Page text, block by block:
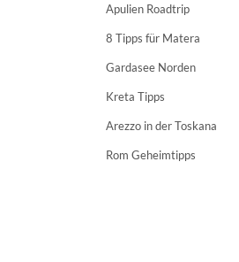
Apulien Roadtrip
8 Tipps für Matera
Gardasee Norden
Kreta Tipps
Arezzo in der Toskana
Rom Geheimtipps